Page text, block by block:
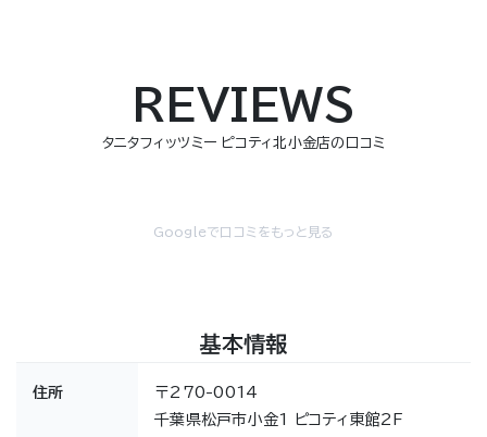
REVIEWS
タニタフィッツミー ピコティ北小金店の口コミ
Googleで口コミをもっと見る
基本情報
住所
〒270-0014
千葉県松戸市小金1 ピコティ東館2F